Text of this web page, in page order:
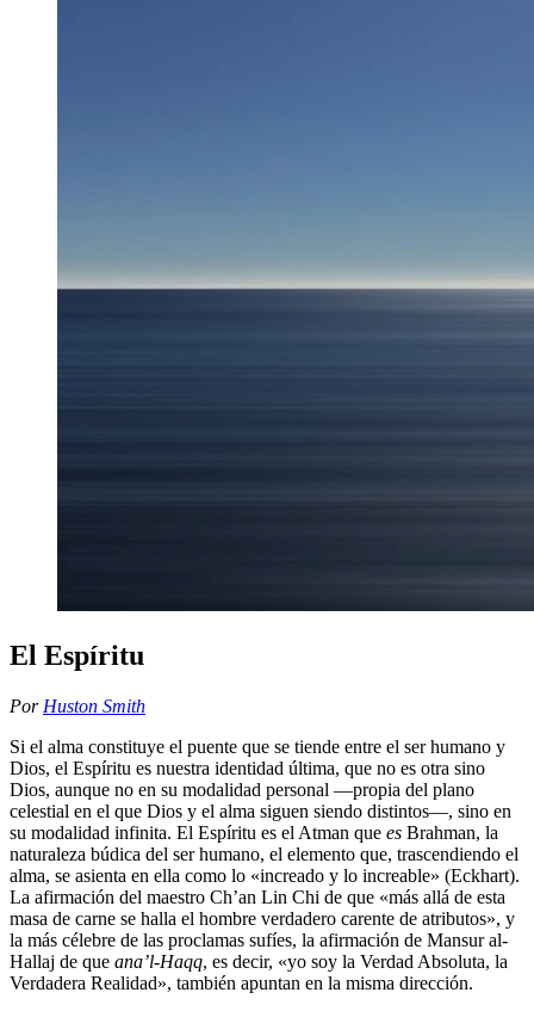
El Espíritu
Por Huston Smith
Si el alma constituye el puente que se tiende entre el ser humano y
Dios, el Espíritu es nuestra identidad última, que no es otra sino
Dios, aunque no en su modalidad personal —propia del plano
celestial en el que Dios y el alma siguen siendo distintos—, sino en
su modalidad infinita. El Espíritu es el Atman que es Brahman, la
naturaleza búdica del ser humano, el elemento que, trascendiendo el
alma, se asienta en ella como lo «increado y lo increable» (Eckhart).
La afirmación del maestro Ch’an Lin Chi de que «más allá de esta
masa de carne se halla el hombre verdadero carente de atributos», y
la más célebre de las proclamas sufíes, la afirmación de Mansur al-
Hallaj de que ana’l-Haqq, es decir, «yo soy la Verdad Absoluta, la
Verdadera Realidad», también apuntan en la misma dirección.